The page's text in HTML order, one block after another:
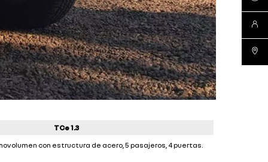
red
TCe 1.3
con estructura de acero, 5 pasajeros, 4 puertas.